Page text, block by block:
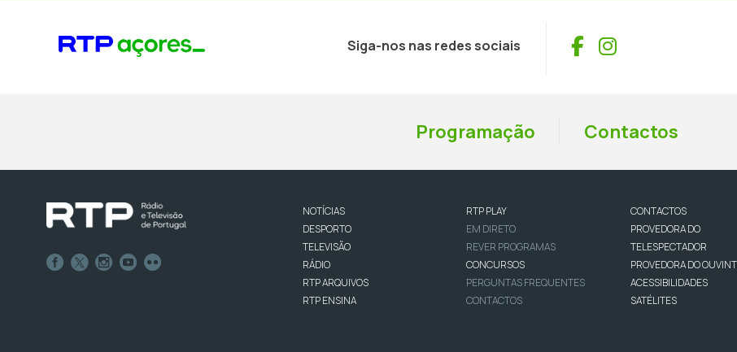
Siga-nos nas redes sociais Facebook
Instagram
Programação Contactos
NOTÍCIAS
DESPORTO
TELEVISÃO
RÁDIO
RTP ARQUIVOS
RTP ENSINA
RTP PLAY
EM DIRETO
REVER PROGRAMAS
CONCURSOS
PERGUNTAS FREQUENTES
CONTACTOS
CONTACTOS
PROVEDORA DO
TELESPECTADOR
PROVEDORA DO
ACESSIBILIDADES
SATÉLITES